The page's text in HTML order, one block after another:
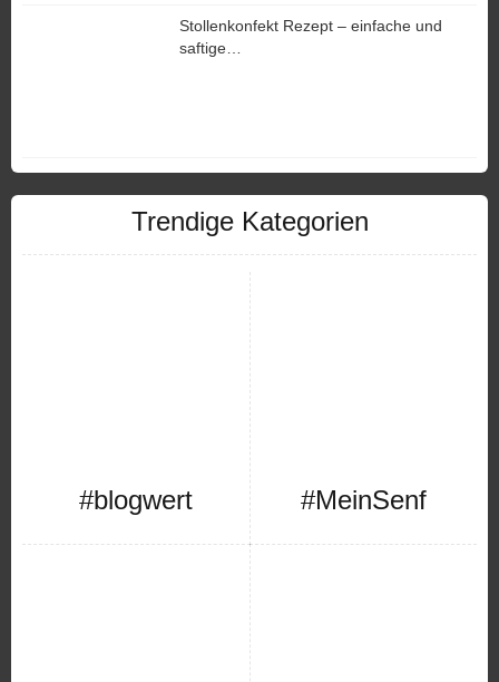
Stollenkonfekt Rezept – einfache und
saftige…
Trendige Kategorien
#blogwert #MeinSenf